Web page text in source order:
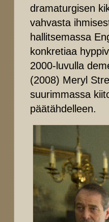
dramaturgisen
vahvasta
hallitsemassa
konkretiaa
2000-luvulla
(2008) Meryl
suurimmassa
päätähdelleen.